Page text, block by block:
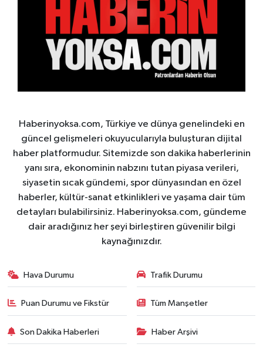
Haberinyoksa.com, Türkiye ve dünya genelindeki en
güncel gelişmeleri okuyucularıyla buluşturan dijital
haber platformudur. Sitemizde son dakika haberlerinin
yanı sıra, ekonominin nabzını tutan piyasa verileri,
siyasetin sıcak gündemi, spor dünyasından en özel
haberler, kültür-sanat etkinlikleri ve yaşama dair tüm
detayları bulabilirsiniz. Haberinyoksa.com, gündeme
dair aradığınız her şeyi birleştiren güvenilir bilgi
kaynağınızdır.
Hava Durumu Trafik Durumu
Puan Durumu ve Fikstür Tüm Manşetler
Son Dakika Haberleri Haber Arşivi